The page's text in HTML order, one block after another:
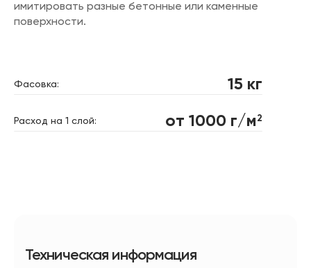
имитировать разные бетонные или каменные
поверхности.
Фасовка: 15 кг
Расход на 1 слой: от 1000 г/м 2
Техническая информация